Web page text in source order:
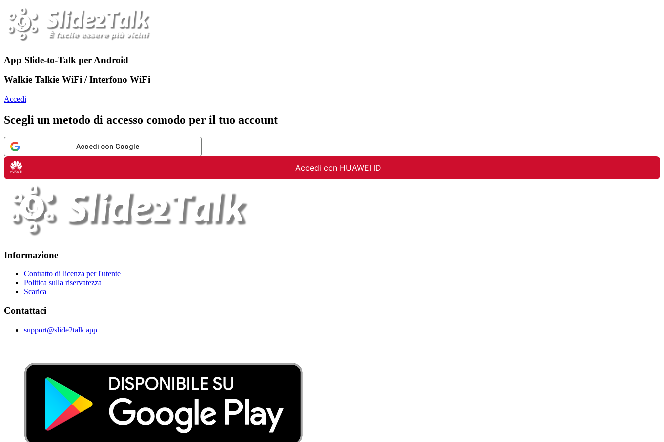
App Slide-to-Talk per Android
Walkie Talkie WiFi / Interfono WiFi
Accedi
Scegli un metodo di accesso comodo per il tuo account
Accedi con Google
Accedi con HUAWEI ID
Informazione
Contratto di licenza per l'utente
Politica sulla riservatezza
Scarica
Contattaci
support@slide2talk.app